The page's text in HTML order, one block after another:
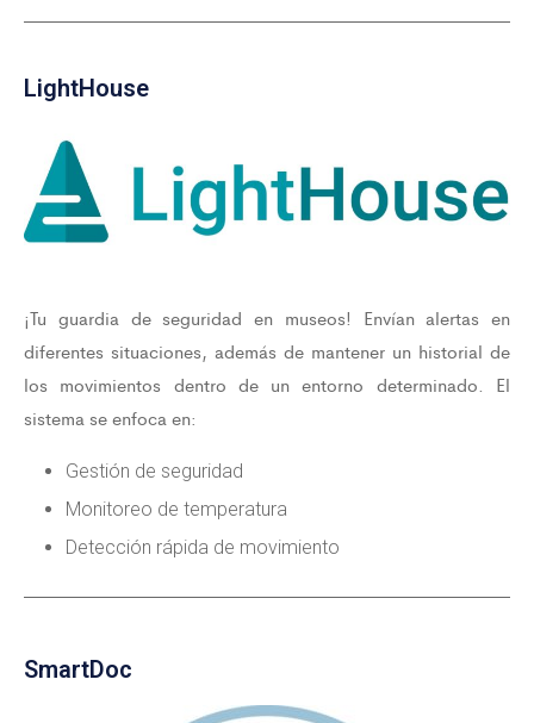
LightHouse
¡Tu guardia de seguridad en museos! Envían alertas en
diferentes situaciones, además de mantener un historial de
los movimientos dentro de un entorno determinado. El
sistema se enfoca en:
Gestión de seguridad
Monitoreo de temperatura
Detección rápida de movimiento
SmartDoc